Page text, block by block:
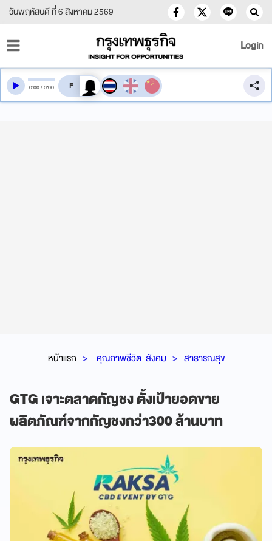
วันพฤหัสบดี ที่ 6 สิงหาคม 2569
Login
หน้าแรก คุณภาพชีวิต-สังคม สาธารณสุข
GTG เจาะตลาดกัญชง ตั้งเป้ายอดขาย
ผลิตภัณฑ์จากกัญชงกว่า300 ล้านบาท
0:00/0:00 สลับเสียงอ่าน